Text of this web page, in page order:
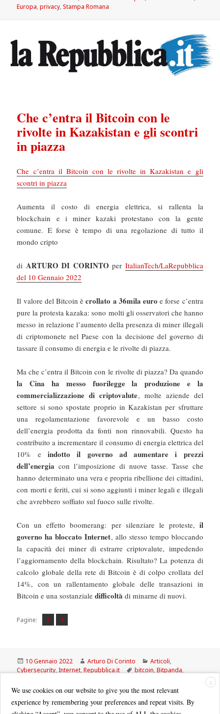
Europa,privacy,Stampa Romana
Che c’entra il Bitcoin con le
rivolte in Kazakistan e gli scontri
in piazza
Che c’entra il Bitcoin con le rivolte in Kazakistan e gli
scontri in piazza
Aumenta il costo di energia elettrica, si rallenta la
blockchain e i miner kazaki protestano con la gente
comune. E forse è tempo di una regolazione di tutto il
mondo cripto
di ARTURO DI CORINTO per ItalianTech/LaRepubblica
del 10 Gennaio 2022
Il valore del Bitcoin ècrollato a 36mila euroe forse c’entra
pure la protesta kazaka: sono molti gli osservatori che hanno
messo in relazione l’aumento della presenza di miner illegali
di criptomonete nel Paese con la decisione del governo di
tassare il consumo di energia e le rivolte di piazza.
Ma che c’entra il Bitcoin con le rivolte di piazza? Da quando
la Cina ha messo fuorilegge la produzione e la
commercializzazione di criptovalute, molte aziende del
settore si sono spostate proprio in Kazakistan per sfruttare
una regolamentazione favorevole e un basso costo
dell’energia prodotta da fonti non rinnovabili. Questo ha
contribuito a incrementare il consumo di energia elettrica del
10% e indotto il governo ad aumentare i prezzi
dell’energiacon l’imposizione di nuove tasse. Tasse che
hanno determinato una vera e propria ribellione dei cittadini,
con morti e feriti, cui si sono aggiunti i miner legali e illegali
che avrebbero soffiato sul fuoco sulle rivolte.
Con un effetto boomerang: per silenziare le proteste, il
governo ha bloccato Internet, allo stesso tempo bloccando
la capacità dei miner di estrarre criptovalute, impedendo
l’aggiornamento della blockchain. Risultato? La potenza di
calcolo globale della rete di Bitcoin è di colpo crollata del
14%, con un rallentamento globale delle transazioni in
Bitcoin e una sostanzialedifficoltàdi minarne di nuovi.
Pagine: Pagina
1 ,
Pagina
2
Scritto
il
10 Gennaio 2022 Autore
Arturo Di Corinto Categorie
Articoli,
Cybersecurity,Internet,Repubblica.it Tag
bitcoin,Bitpanda,
X
We use cookies on our website to give you the most relevant
experience by remembering your preferences and repeat visits. By